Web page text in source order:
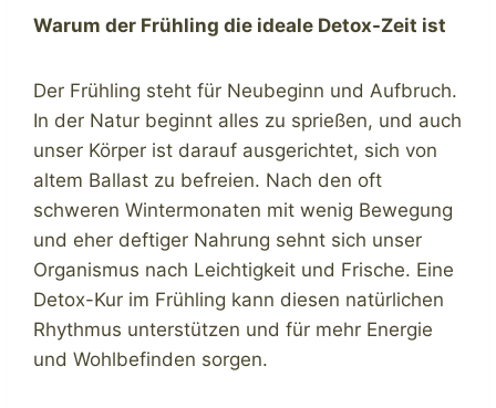
Warum der Frühling die ideale Detox-Zeit ist
Der Frühling steht für Neubeginn und Aufbruch.
In der Natur beginnt alles zu sprießen, und auch
unser Körper ist darauf ausgerichtet, sich von
altem Ballast zu befreien. Nach den oft
schweren Wintermonaten mit wenig Bewegung
und eher deftiger Nahrung sehnt sich unser
Organismus nach Leichtigkeit und Frische. Eine
Detox-Kur im Frühling kann diesen natürlichen
Rhythmus unterstützen und für mehr Energie
und Wohlbefinden sorgen.